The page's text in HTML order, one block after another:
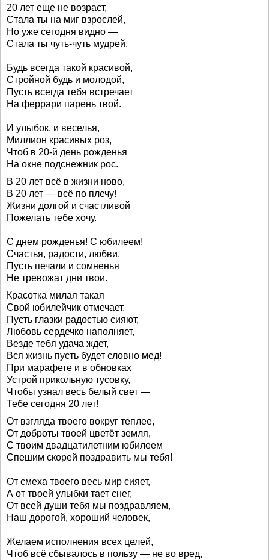
20 лет еще не возраст,
Стала ты на миг взрослей,
Но уже сегодня видно —
Стала ты чуть-чуть мудрей.
Будь всегда такой красивой,
Стройной будь и молодой,
Пусть всегда тебя встречает
На феррари парень твой.
И улыбок, и веселья,
Миллион красивых роз,
Чтоб в 20-й день рожденья
На окне подснежник рос.
В 20 лет всё в жизни ново,
В 20 лет — всё по плечу!
Жизни долгой и счастливой
Пожелать тебе хочу.
С днем рожденья! С юбилеем!
Счастья, радости, любви.
Пусть печали и сомненья
Не тревожат дни твои.
Красотка милая такая
Свой юбилейчик отмечает.
Пусть глазки радостью сияют,
Любовь сердечко наполняет,
Везде тебя удача ждет,
Вся жизнь пусть будет словно мед!
При марафете и в обновках
Устрой прикольную тусовку,
Чтобы узнал весь белый свет —
Тебе сегодня 20 лет!
От взгляда твоего вокруг теплее,
От доброты твоей цветёт земля,
С твоим двадцатилетним юбилеем
Спешим скорей поздравить мы тебя!
От смеха твоего весь мир сияет,
А от твоей улыбки тает снег,
От всей души тебя мы поздравляем,
Наш дорогой, хороший человек,
Желаем исполнения всех целей,
Чтоб всё сбывалось в пользу — не во вред,